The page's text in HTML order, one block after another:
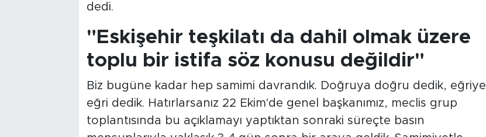
dedi.
"Eskişehir teşkilatı da dahil olmak üzere
toplu bir istifa söz konusu değildir"
Biz bugüne kadar hep samimi davrandık. Doğruya doğru dedik, eğriye
eğri dedik. Hatırlarsanız 22 Ekim'de genel başkanımız, meclis grup
toplantısında bu açıklamayı yaptıktan sonraki süreçte basın